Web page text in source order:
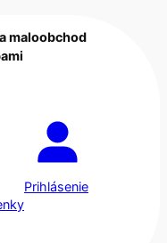
maloobchod
Prihlásenie